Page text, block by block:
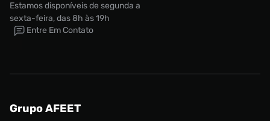
Estamos disponíveis de segunda a
sexta-feira, das 8h às 19h
Entre Em Contato
Grupo AFEET